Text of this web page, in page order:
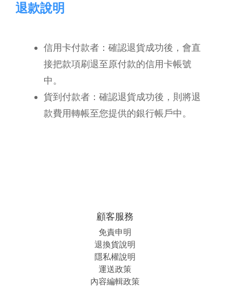
退款說明
信用卡付款者：確認退貨成功後，會直
接把款項刷退至原付款的信用卡帳號
中。
貨到付款者：確認退貨成功後，則將退
款費用轉帳至您提供的銀行帳戶中。
顧客服務
免責申明
退換貨說明
隱私權說明
運送政策
內容編輯政策